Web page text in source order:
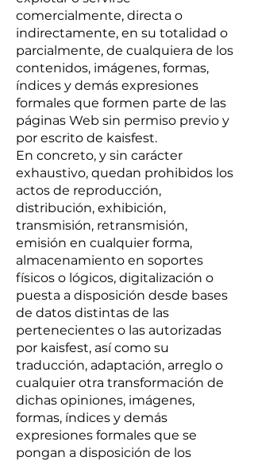
comercialmente, directa o
indirectamente, en su totalidad o
parcialmente, de cualquiera de los
contenidos, imágenes, formas,
índices y demás expresiones
formales que formen parte de las
páginas Web sin permiso previo y
por escrito de kaisfest.
En concreto, y sin carácter
exhaustivo, quedan prohibidos los
actos de reproducción,
distribución, exhibición,
transmisión, retransmisión,
emisión en cualquier forma,
almacenamiento en soportes
físicos o lógicos, digitalización o
puesta a disposición desde bases
de datos distintas de las
pertenecientes o las autorizadas
por kaisfest, así como su
traducción, adaptación, arreglo o
cualquier otra transformación de
dichas opiniones, imágenes,
formas, índices y demás
expresiones formales que se
pongan a disposición de los